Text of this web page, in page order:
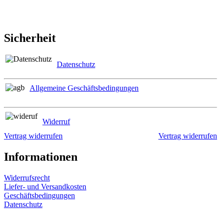
Sicherheit
Datenschutz
Allgemeine Geschäftsbedingungen
Widerruf
Vertrag widerrufen
Vertrag widerrufen
Informationen
Widerrufsrecht
Liefer- und Versandkosten
Geschäftsbedingungen
Datenschutz